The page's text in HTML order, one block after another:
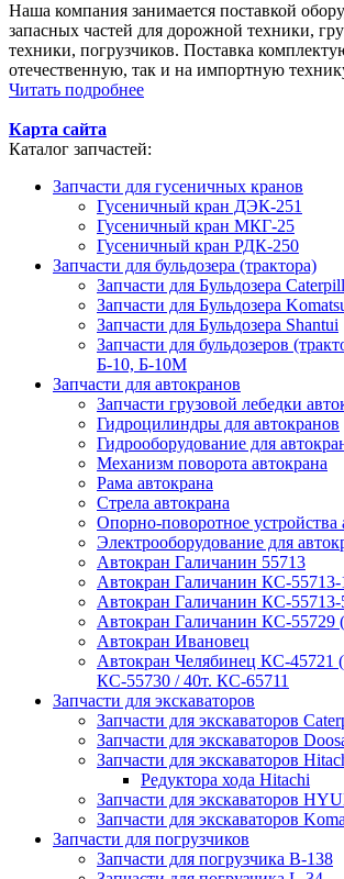
Наша компания занимается поставкой
запасных частей для дорожной техники,
техники, погрузчиков. Поставка
отечественную, так и на импортную
Читать подробнее
Карта сайта
Каталог запчастей:
Запчасти для гусеничных кранов
Гусеничный кран ДЭК-251
Гусеничный кран МКГ-25
Гусеничный кран РДК-250
Запчасти для бульдозера (трактора)
Запчасти для Бульдозера
Запчасти для Бульдозера
Запчасти для Бульдозера Shantui
Запчасти для бульдозеров
Б-10, Б-10М
Запчасти для автокранов
Запчасти грузовой лебедки
Гидроцилиндры для автокранов
Гидрооборудование для
Механизм поворота автокрана
Рама автокрана
Стрела автокрана
Опорно-поворотное устройства
Электрооборудование для
Автокран Галичанин 55713
Автокран Галичанин КС-
Автокран Галичанин КС-
Автокран Галичанин КС-55729
Автокран Ивановец
Автокран Челябинец КС-45721
КС-55730 / 40т. КС-65711
Запчасти для экскаваторов
Запчасти для экскаваторов
Запчасти для экскаваторов
Запчасти для экскаваторов
Редуктора хода Hitachi
Запчасти для экскаваторов
Запчасти для экскаваторов
Запчасти для погрузчиков
Запчасти для погрузчика B-138